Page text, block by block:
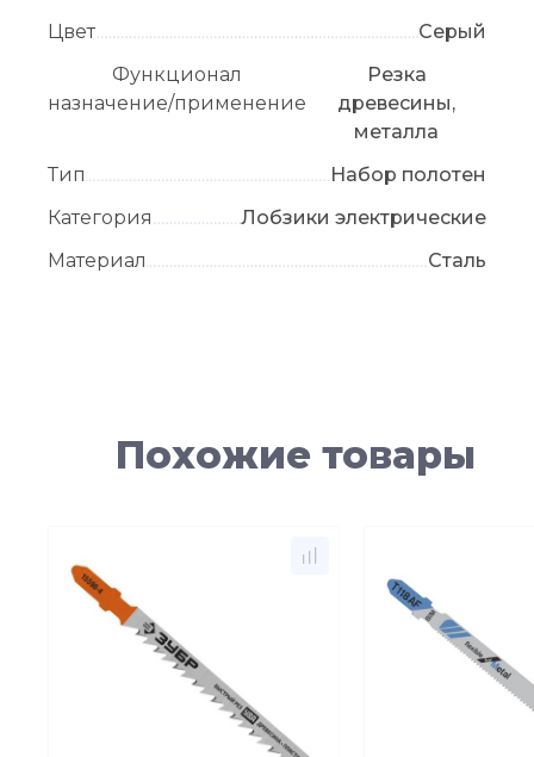
Цвет
Серый
Функционал
назначение/применение
Резка
древесины,
металла
Тип
Набор полотен
Категория
Лобзики электрические
Материал
Сталь
Похожие товары